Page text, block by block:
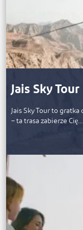
Jais Sky Tour
Jais Sky Tour to
– ta trasa zabierze Cię…